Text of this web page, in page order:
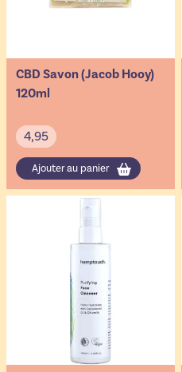
CBD Savon (Jacob Hooy)
120ml
4,95
Ajouter au panier